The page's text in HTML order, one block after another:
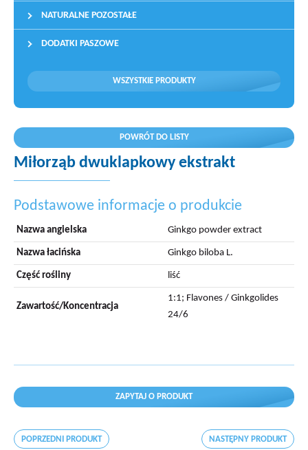
NATURALNE POZOSTAŁE
DODATKI PASZOWE
WSZYSTKIE PRODUKTY
POWRÓT DO LISTY
Miłorząb dwuklapkowy ekstrakt
Podstawowe informacje o produkcie
Nazwa angielska Ginkgo powder extract
Nazwa łacińska Ginkgo biloba L.
Część rośliny liść
Zawartość/Koncentracja
1:1; Flavones / Ginkgolides
24/6
ZAPYTAJ O PRODUKT
POPRZEDNI PRODUKT NASTĘPNY PRODUKT